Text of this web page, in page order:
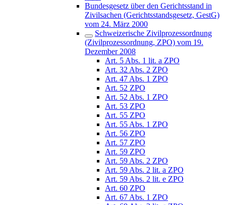
Bundesgesetz über den Gerichtsstand in
Zivilsachen (Gerichtsstandsgesetz, GestG)
vom 24. März 2000
Schweizerische Zivilprozessordnung
(Zivilprozessordnung, ZPO) vom 19.
Dezember 2008
Art. 5 Abs. 1 lit. a ZPO
Art. 32 Abs. 2 ZPO
Art. 47 Abs. 1 ZPO
Art. 52 ZPO
Art. 52 Abs. 1 ZPO
Art. 53 ZPO
Art. 55 ZPO
Art. 55 Abs. 1 ZPO
Art. 56 ZPO
Art. 57 ZPO
Art. 59 ZPO
Art. 59 Abs. 2 ZPO
Art. 59 Abs. 2 lit. a ZPO
Art. 59 Abs. 2 lit. e ZPO
Art. 60 ZPO
Art. 67 Abs. 1 ZPO